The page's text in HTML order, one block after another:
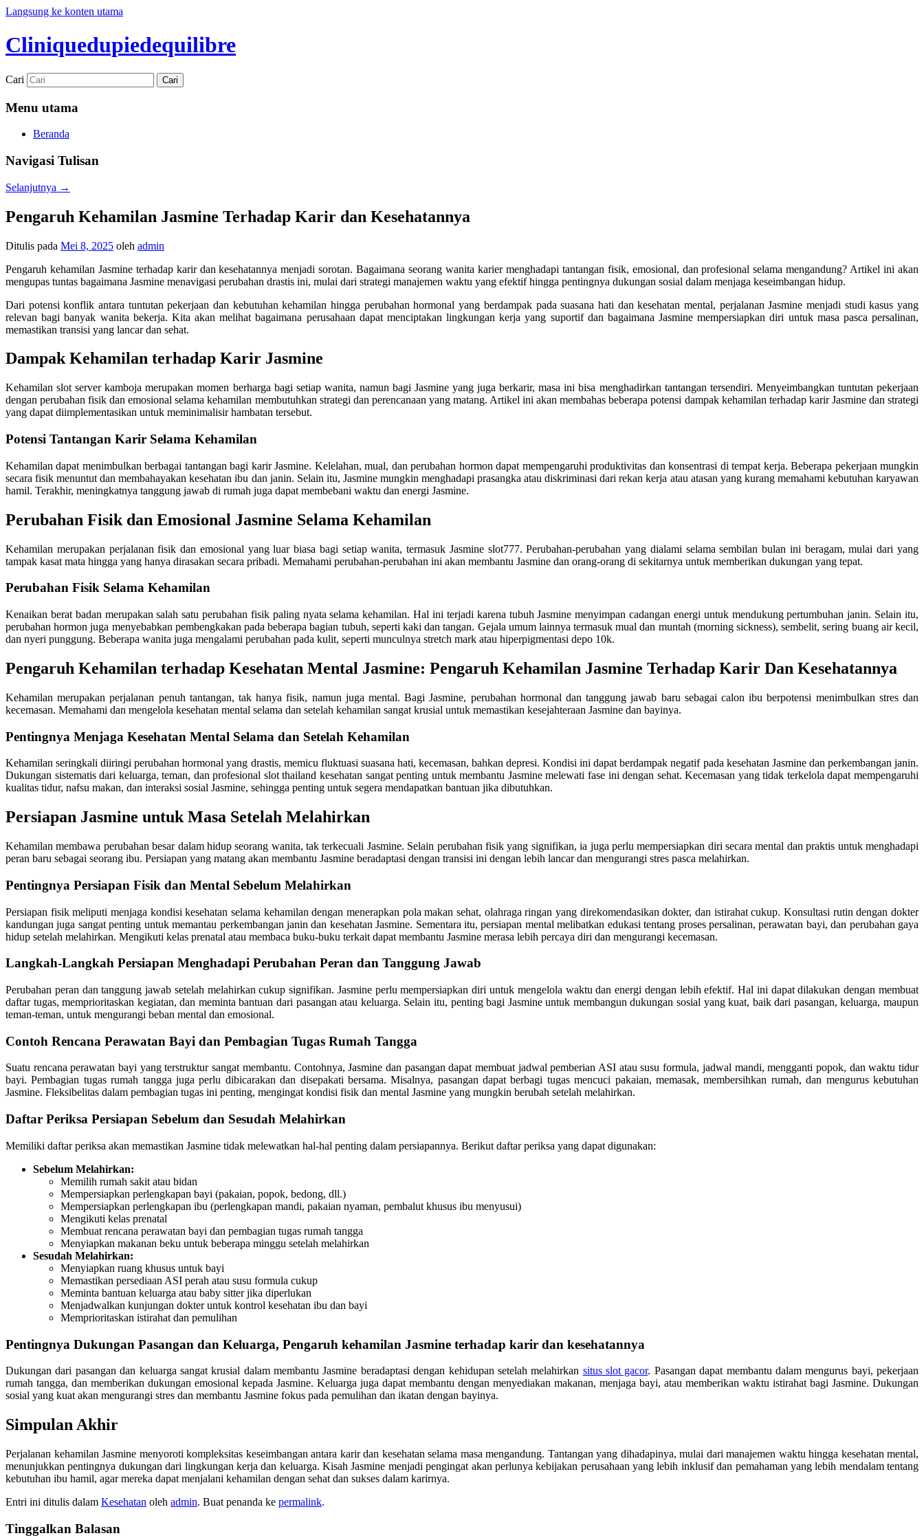
Langsung ke konten utama
Cliniquedupiedequilibre
Cari
Menu utama
Beranda
Navigasi Tulisan
Selanjutnya →
Pengaruh Kehamilan Jasmine Terhadap Karir dan Kesehatannya
Ditulis pada Mei 8, 2025 oleh admin
Pengaruh kehamilan Jasmine terhadap karir dan kesehatannya menjadi sorotan. Bagaimana seorang wanita karier menghadapi tantangan fisik, emosional, dan profesional selama mengandung? Artikel ini akan
mengupas tuntas bagaimana Jasmine menavigasi perubahan drastis ini, mulai dari strategi manajemen waktu yang efektif hingga pentingnya dukungan sosial dalam menjaga keseimbangan hidup.
Dari potensi konflik antara tuntutan pekerjaan dan kebutuhan kehamilan hingga perubahan hormonal yang berdampak pada suasana hati dan kesehatan mental, perjalanan Jasmine menjadi studi kasus yang
relevan bagi banyak wanita bekerja. Kita akan melihat bagaimana perusahaan dapat menciptakan lingkungan kerja yang suportif dan bagaimana Jasmine mempersiapkan diri untuk masa pasca persalinan,
memastikan transisi yang lancar dan sehat.
Dampak Kehamilan terhadap Karir Jasmine
Kehamilan slot server kamboja merupakan momen berharga bagi setiap wanita, namun bagi Jasmine yang juga berkarir, masa ini bisa menghadirkan tantangan tersendiri. Menyeimbangkan tuntutan pekerjaan
dengan perubahan fisik dan emosional selama kehamilan membutuhkan strategi dan perencanaan yang matang. Artikel ini akan membahas beberapa potensi dampak kehamilan terhadap karir Jasmine dan strategi
yang dapat diimplementasikan untuk meminimalisir hambatan tersebut.
Potensi Tantangan Karir Selama Kehamilan
Kehamilan dapat menimbulkan berbagai tantangan bagi karir Jasmine. Kelelahan, mual, dan perubahan hormon dapat mempengaruhi produktivitas dan konsentrasi di tempat kerja. Beberapa pekerjaan mungkin
secara fisik menuntut dan membahayakan kesehatan ibu dan janin. Selain itu, Jasmine mungkin menghadapi prasangka atau diskriminasi dari rekan kerja atau atasan yang kurang memahami kebutuhan karyawan
hamil. Terakhir, meningkatnya tanggung jawab di rumah juga dapat membebani waktu dan energi Jasmine.
Perubahan Fisik dan Emosional Jasmine Selama Kehamilan
Kehamilan merupakan perjalanan fisik dan emosional yang luar biasa bagi setiap wanita, termasuk Jasmine slot777. Perubahan-perubahan yang dialami selama sembilan bulan ini beragam, mulai dari yang
tampak kasat mata hingga yang hanya dirasakan secara pribadi. Memahami perubahan-perubahan ini akan membantu Jasmine dan orang-orang di sekitarnya untuk memberikan dukungan yang tepat.
Perubahan Fisik Selama Kehamilan
Kenaikan berat badan merupakan salah satu perubahan fisik paling nyata selama kehamilan. Hal ini terjadi karena tubuh Jasmine menyimpan cadangan energi untuk mendukung pertumbuhan janin. Selain itu,
perubahan hormon juga menyebabkan pembengkakan pada beberapa bagian tubuh, seperti kaki dan tangan. Gejala umum lainnya termasuk mual dan muntah (morning sickness), sembelit, sering buang air kecil,
dan nyeri punggung. Beberapa wanita juga mengalami perubahan pada kulit, seperti munculnya stretch mark atau hiperpigmentasi depo 10k.
Pengaruh Kehamilan terhadap Kesehatan Mental Jasmine: Pengaruh Kehamilan Jasmine Terhadap Karir Dan Kesehatannya
Kehamilan merupakan perjalanan penuh tantangan, tak hanya fisik, namun juga mental. Bagi Jasmine, perubahan hormonal dan tanggung jawab baru sebagai calon ibu berpotensi menimbulkan stres dan
kecemasan. Memahami dan mengelola kesehatan mental selama dan setelah kehamilan sangat krusial untuk memastikan kesejahteraan Jasmine dan bayinya.
Pentingnya Menjaga Kesehatan Mental Selama dan Setelah Kehamilan
Kehamilan seringkali diiringi perubahan hormonal yang drastis, memicu fluktuasi suasana hati, kecemasan, bahkan depresi. Kondisi ini dapat berdampak negatif pada kesehatan Jasmine dan perkembangan janin.
Dukungan sistematis dari keluarga, teman, dan profesional slot thailand kesehatan sangat penting untuk membantu Jasmine melewati fase ini dengan sehat. Kecemasan yang tidak terkelola dapat mempengaruhi
kualitas tidur, nafsu makan, dan interaksi sosial Jasmine, sehingga penting untuk segera mendapatkan bantuan jika dibutuhkan.
Persiapan Jasmine untuk Masa Setelah Melahirkan
Kehamilan membawa perubahan besar dalam hidup seorang wanita, tak terkecuali Jasmine. Selain perubahan fisik yang signifikan, ia juga perlu mempersiapkan diri secara mental dan praktis untuk menghadapi
peran baru sebagai seorang ibu. Persiapan yang matang akan membantu Jasmine beradaptasi dengan transisi ini dengan lebih lancar dan mengurangi stres pasca melahirkan.
Pentingnya Persiapan Fisik dan Mental Sebelum Melahirkan
Persiapan fisik meliputi menjaga kondisi kesehatan selama kehamilan dengan menerapkan pola makan sehat, olahraga ringan yang direkomendasikan dokter, dan istirahat cukup. Konsultasi rutin dengan dokter
kandungan juga sangat penting untuk memantau perkembangan janin dan kesehatan Jasmine. Sementara itu, persiapan mental melibatkan edukasi tentang proses persalinan, perawatan bayi, dan perubahan gaya
hidup setelah melahirkan. Mengikuti kelas prenatal atau membaca buku-buku terkait dapat membantu Jasmine merasa lebih percaya diri dan mengurangi kecemasan.
Langkah-Langkah Persiapan Menghadapi Perubahan Peran dan Tanggung Jawab
Perubahan peran dan tanggung jawab setelah melahirkan cukup signifikan. Jasmine perlu mempersiapkan diri untuk mengelola waktu dan energi dengan lebih efektif. Hal ini dapat dilakukan dengan membuat
daftar tugas, memprioritaskan kegiatan, dan meminta bantuan dari pasangan atau keluarga. Selain itu, penting bagi Jasmine untuk membangun dukungan sosial yang kuat, baik dari pasangan, keluarga, maupun
teman-teman, untuk mengurangi beban mental dan emosional.
Contoh Rencana Perawatan Bayi dan Pembagian Tugas Rumah Tangga
Suatu rencana perawatan bayi yang terstruktur sangat membantu. Contohnya, Jasmine dan pasangan dapat membuat jadwal pemberian ASI atau susu formula, jadwal mandi, mengganti popok, dan waktu tidur
bayi. Pembagian tugas rumah tangga juga perlu dibicarakan dan disepakati bersama. Misalnya, pasangan dapat berbagi tugas mencuci pakaian, memasak, membersihkan rumah, dan mengurus kebutuhan
Jasmine. Fleksibelitas dalam pembagian tugas ini penting, mengingat kondisi fisik dan mental Jasmine yang mungkin berubah setelah melahirkan.
Daftar Periksa Persiapan Sebelum dan Sesudah Melahirkan
Memiliki daftar periksa akan memastikan Jasmine tidak melewatkan hal-hal penting dalam persiapannya. Berikut daftar periksa yang dapat digunakan:
Sebelum Melahirkan:
Memilih rumah sakit atau bidan
Mempersiapkan perlengkapan bayi (pakaian, popok, bedong, dll.)
Mempersiapkan perlengkapan ibu (perlengkapan mandi, pakaian nyaman, pembalut khusus ibu menyusui)
Mengikuti kelas prenatal
Membuat rencana perawatan bayi dan pembagian tugas rumah tangga
Menyiapkan makanan beku untuk beberapa minggu setelah melahirkan
Sesudah Melahirkan:
Menyiapkan ruang khusus untuk bayi
Memastikan persediaan ASI perah atau susu formula cukup
Meminta bantuan keluarga atau baby sitter jika diperlukan
Menjadwalkan kunjungan dokter untuk kontrol kesehatan ibu dan bayi
Memprioritaskan istirahat dan pemulihan
Pentingnya Dukungan Pasangan dan Keluarga, Pengaruh kehamilan Jasmine terhadap karir dan kesehatannya
Dukungan dari pasangan dan keluarga sangat krusial dalam membantu Jasmine beradaptasi dengan kehidupan setelah melahirkan situs slot gacor. Pasangan dapat membantu dalam mengurus bayi, pekerjaan
rumah tangga, dan memberikan dukungan emosional kepada Jasmine. Keluarga juga dapat membantu dengan menyediakan makanan, menjaga bayi, atau memberikan waktu istirahat bagi Jasmine. Dukungan
sosial yang kuat akan mengurangi stres dan membantu Jasmine fokus pada pemulihan dan ikatan dengan bayinya.
Simpulan Akhir
Perjalanan kehamilan Jasmine menyoroti kompleksitas keseimbangan antara karir dan kesehatan selama masa mengandung. Tantangan yang dihadapinya, mulai dari manajemen waktu hingga kesehatan mental,
menunjukkan pentingnya dukungan dari lingkungan kerja dan keluarga. Kisah Jasmine menjadi pengingat akan perlunya kebijakan perusahaan yang lebih inklusif dan pemahaman yang lebih mendalam tentang
kebutuhan ibu hamil, agar mereka dapat menjalani kehamilan dengan sehat dan sukses dalam karirnya.
Entri ini ditulis dalam Kesehatan oleh admin. Buat penanda ke permalink.
Tinggalkan Balasan